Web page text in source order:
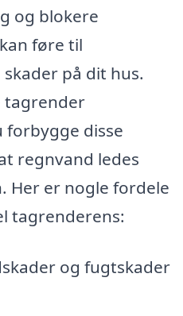
og blokere
føre til
på dit hus.
tagrender
disse
regnvand ledes
er nogle fordele
tagrenderens:
og fugtskader